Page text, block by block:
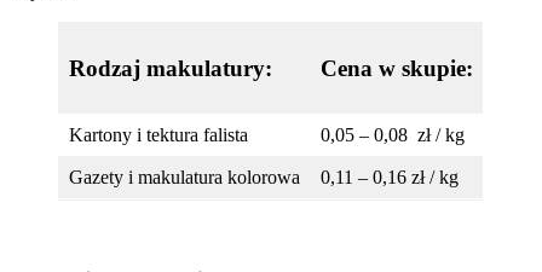
Rodzaj makulatury: Cena w skupie:
Kartony i tektura falista 0,05 – 0,08 zł / kg
Gazety i makulatura kolorowa 0,11 – 0,16 zł / kg